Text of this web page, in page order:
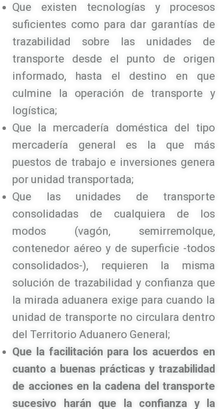
Que existen tecnologías y procesos
suficientes como para dar garantías de
trazabilidad sobre las unidades de
transporte desde el punto de origen
informado, hasta el destino en que
culmine la operación de transporte y
logística;
Que la mercadería doméstica del tipo
mercadería general es la que más
puestos de trabajo e inversiones genera
por unidad transportada;
Que las unidades de transporte
consolidadas de cualquiera de los
modos (vagón, semirremolque,
contenedor aéreo y de superficie -todos
consolidados-), requieren la misma
solución de trazabilidad y confianza que
la mirada aduanera exige para cuando la
unidad de transporte no circulara dentro
del Territorio Aduanero General;
Que la facilitación para los acuerdos en
cuanto a buenas prácticas y trazabilidad
de acciones en la cadena del transporte
sucesivo harán que la confianza y la